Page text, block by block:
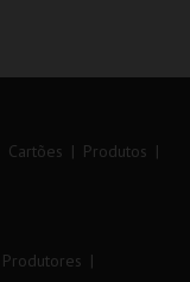
Cartões
Produtos
Produtores